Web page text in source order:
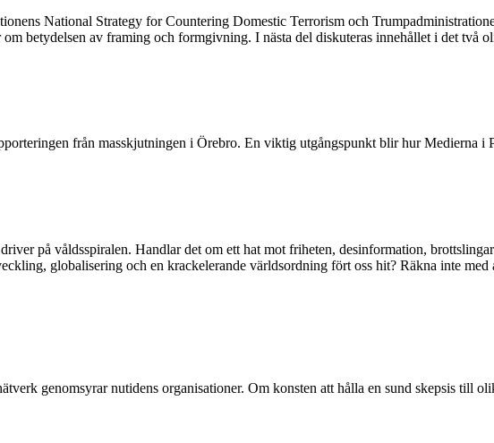
National Strategy for Countering Domestic Terrorism och
betydelsen av framing och formgivning. I nästa del diskuteras innehållet i det två
från masskjutningen i Örebro. En viktig utgångspunkt blir hur Medierna i
på våldsspiralen. Handlar det om ett hat mot friheten, desinformation,
globalisering och en krackelerande världsordning fört oss hit? Räkna inte
genomsyrar nutidens organisationer. Om konsten att hålla en sund skepsis till